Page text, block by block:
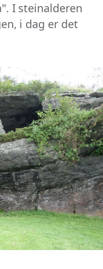
I steinalderen
i dag er det